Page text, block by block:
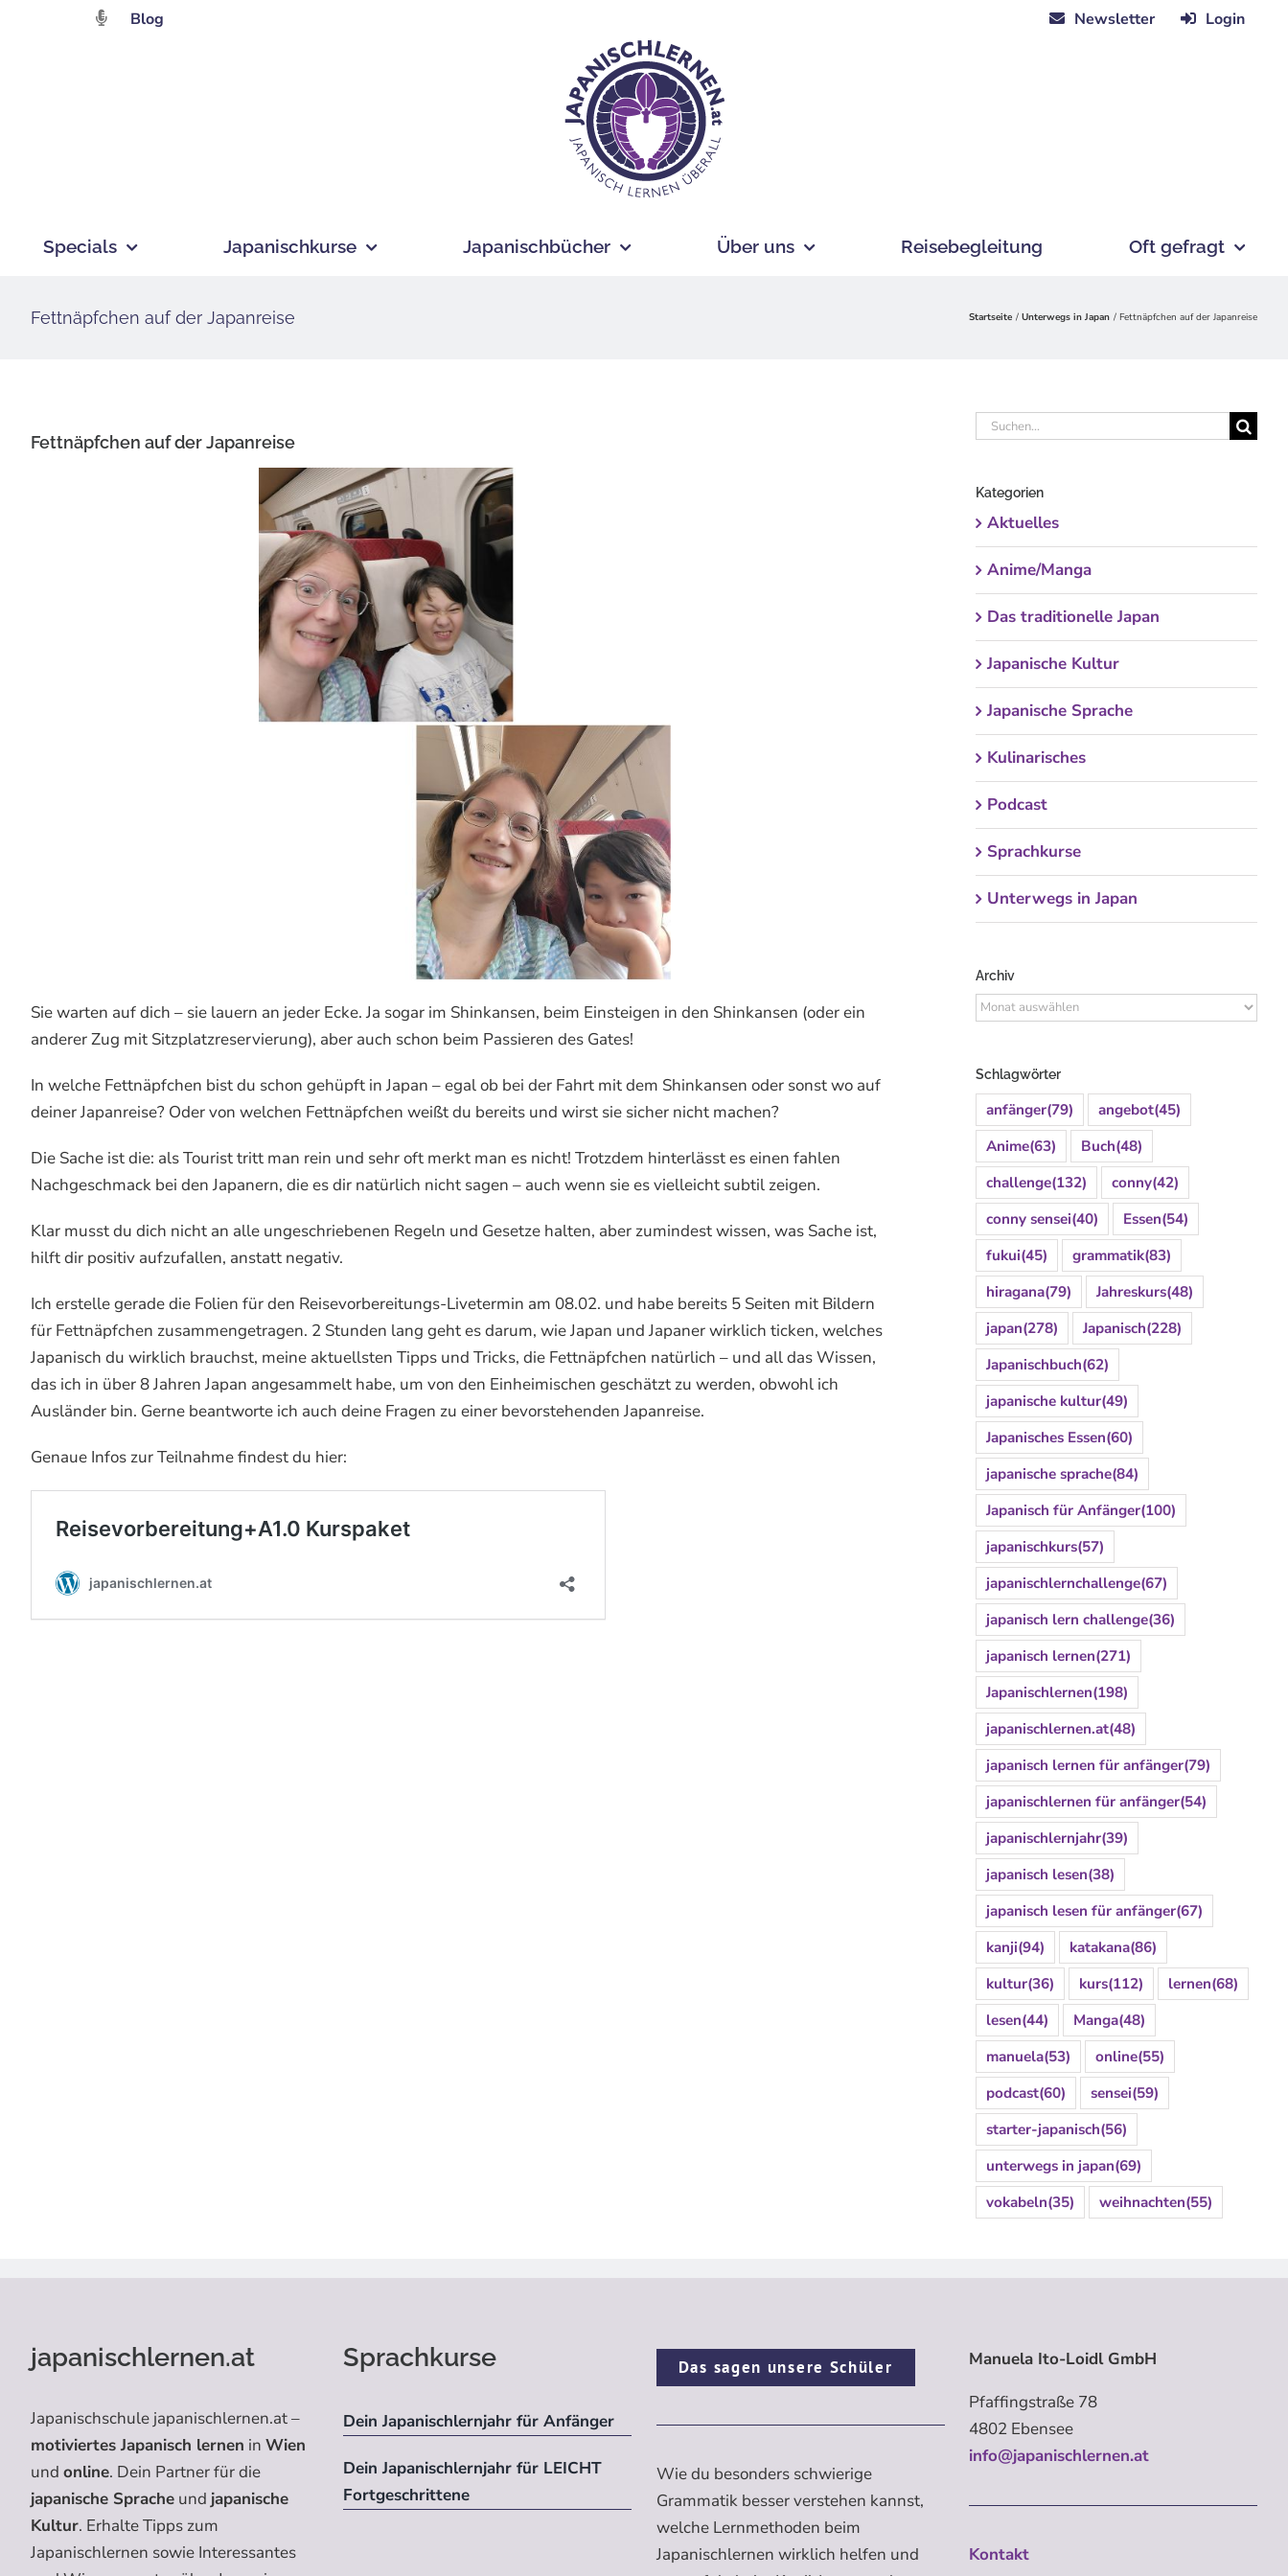
Blog Newsletter Login
Specials Japanischkurse Japanischbücher Über uns Reisebegleitung Oft gefragt
Fettnäpfchen auf der Japanreise Startseite Unterwegs in Japan Fettnäpfchen auf der Japanreise
Fettnäpfchen auf der Japanreise
Sie warten auf dich – sie lauern an jeder Ecke. Ja sogar im Shinkansen, beim Einsteigen in den Shinkansen (oder ein
anderer Zug mit Sitzplatzreservierung), aber auch schon beim Passieren des Gates!
In welche Fettnäpfchen bist du schon gehüpft in Japan – egal ob bei der Fahrt mit dem Shinkansen oder sonst wo auf
deiner Japanreise? Oder von welchen Fettnäpfchen weißt du bereits und wirst sie sicher nicht machen?
Die Sache ist die: als Tourist tritt man rein und sehr oft merkt man es nicht! Trotzdem hinterlässt es einen fahlen
Nachgeschmack bei den Japanern, die es dir natürlich nicht sagen – auch wenn sie es vielleicht subtil zeigen.
Klar musst du dich nicht an alle ungeschriebenen Regeln und Gesetze halten, aber zumindest wissen, was Sache ist,
hilft dir positiv aufzufallen, anstatt negativ.
Ich erstelle gerade die Folien für den Reisevorbereitungs-Livetermin am 08.02. und habe bereits 5 Seiten mit Bildern
für Fettnäpfchen zusammengetragen. 2 Stunden lang geht es darum, wie Japan und Japaner wirklich ticken, welches
Japanisch du wirklich brauchst, meine aktuellsten Tipps und Tricks, die Fettnäpfchen natürlich – und all das Wissen,
das ich in über 8 Jahren Japan angesammelt habe, um von den Einheimischen geschätzt zu werden, obwohl ich
Ausländer bin. Gerne beantworte ich auch deine Fragen zu einer bevorstehenden Japanreise.
Genaue Infos zur Teilnahme findest du hier:
Suche
Kategorien
Aktuelles
Anime/Manga
Das traditionelle Japan
Japanische Kultur
Japanische Sprache
Kulinarisches
Podcast
Sprachkurse
Unterwegs in Japan
Archiv
Archiv
Schlagwörter
anfänger(79) angebot(45)
Anime(63) Buch(48)
challenge(132) conny(42)
conny sensei(40) Essen(54)
fukui(45) grammatik(83)
hiragana(79) Jahreskurs(48)
japan(278) Japanisch(228)
Japanischbuch(62)
japanische kultur(49)
Japanisches Essen(60)
japanische sprache(84)
Japanisch für Anfänger(100)
japanischkurs(57)
japanischlernchallenge(67)
japanisch lern challenge(36)
japanisch lernen(271)
Japanischlernen(198)
japanischlernen.at(48)
japanisch lernen für anfänger(79)
japanischlernen für anfänger(54)
japanischlernjahr(39)
japanisch lesen(38)
japanisch lesen für anfänger(67)
kanji(94) katakana(86)
kultur(36) kurs(112) lernen(68)
lesen(44) Manga(48)
manuela(53) online(55)
podcast(60) sensei(59)
starter-japanisch(56)
unterwegs in japan(69)
vokabeln(35) weihnachten(55)
japanischlernen.at
Japanischschule japanischlernen.at –
motiviertes Japanisch lernen in Wien
und online. Dein Partner für die
japanische Spracheund japanische
Kultur. Erhalte Tipps zum
Japanischlernen sowie Interessantes
Sprachkurse
Dein Japanischlernjahr für Anfänger
Dein Japanischlernjahr für LEICHT
Fortgeschrittene
Das sagen unsere Schüler
Wie du besonders schwierige
Grammatik besser verstehen kannst,
welche Lernmethoden beim
Japanischlernen wirklich helfen und
Manuela Ito-Loidl GmbH
Pfaffingstraße 78
4802 Ebensee
info@japanischlernen.at
Kontakt